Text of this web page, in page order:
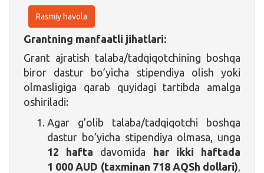
Rasmiy havola
Grantning manfaatli jihatlari:
Grant ajratish talaba/tadqiqotchining boshqa
biror dastur bo’yicha stipendiya olish yoki
olmasligiga qarab quyidagi tartibda amalga
oshiriladi:
Agar g’olib talaba/tadqiqotchi boshqa
dastur bo’yicha stipendiya olmasa, unga
12 hafta davomida har ikki haftada
1 000 AUD (taxminan 718 AQSh dollari)